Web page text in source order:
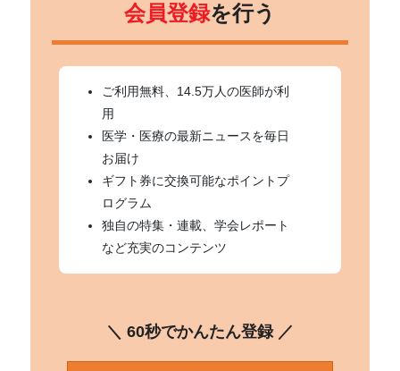
会員登録を行う
ご利用無料、14.5万人の医師が利
用
医学・医療の最新ニュースを毎日
お届け
ギフト券に交換可能なポイントプ
ログラム
独自の特集・連載、学会レポート
など充実のコンテンツ
＼ 60秒でかんたん登録 ／